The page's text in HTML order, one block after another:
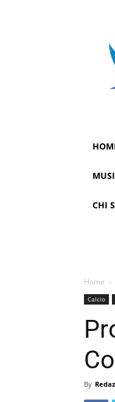
CHI
Home
Calcio
By